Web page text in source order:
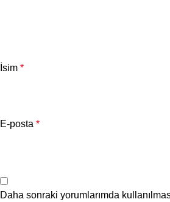
İsim *
E-posta *
Daha sonraki yorumlarımda